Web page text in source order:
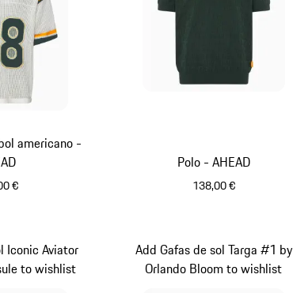
americano -
€
Polo - AHEAD
138,00 €
Iconic Aviator
to wishlist
Add Gafas de sol Targa #1 by
Orlando Bloom to wishlist